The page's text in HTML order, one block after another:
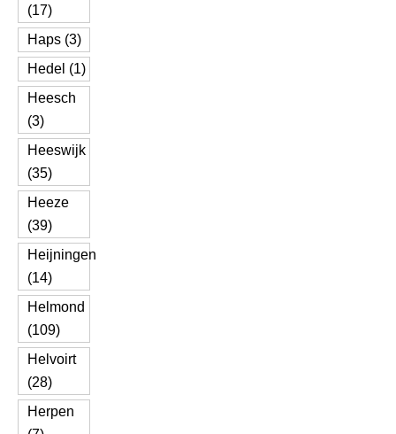
(17)
Haps (3)
Hedel (1)
Heesch
(3)
Heeswijk
(35)
Heeze
(39)
Heijningen
(14)
Helmond
(109)
Helvoirt
(28)
Herpen